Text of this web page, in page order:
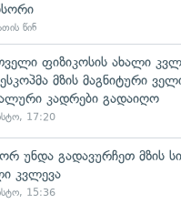
წინ
ფიზიკოსის ახალი
მზის მაგნიტური
კადრები გადაიღო
17:20
უნდა გადავურჩეთ მზის
კვლევა
15:36